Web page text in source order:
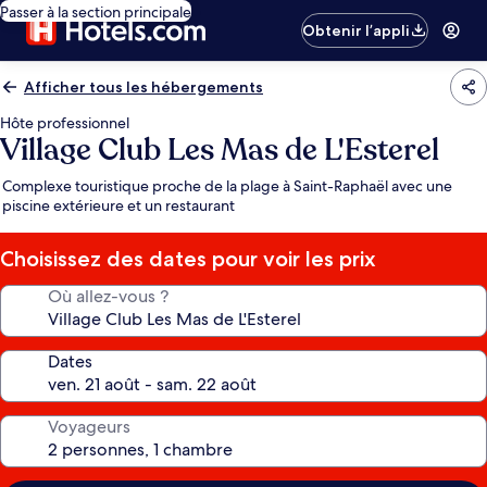
Passer à la section principale
Obtenir l’appli
Afficher tous les hébergements
Hôte professionnel
Village Club Les Mas de L'Esterel
Complexe touristique proche de la plage à Saint-Raphaël avec une
piscine extérieure et un restaurant
Choisissez des dates pour voir les prix
Où allez-vous ?
Dates
Voyageurs